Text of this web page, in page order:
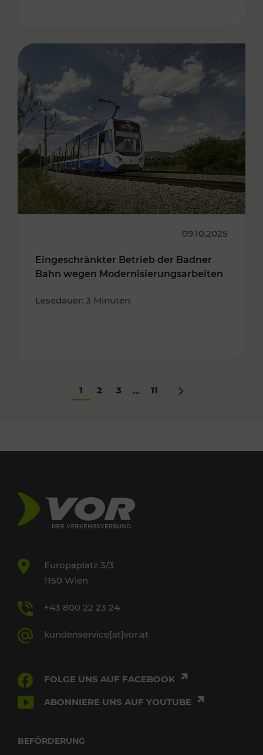
09.10.2025
Eingeschränkter Betrieb der Badner
Bahn wegen Modernisierungsarbeiten
Lesedauer: 3 Minuten
1 2 3 ... 11 Nächstes
Europaplatz 3/3
1150 Wien
+43 800 22 23 24
kundenservice[at]vor.at
FOLGE UNS AUF FACEBOOK
ABONNIERE UNS AUF YOUTUBE
BEFÖRDERUNG